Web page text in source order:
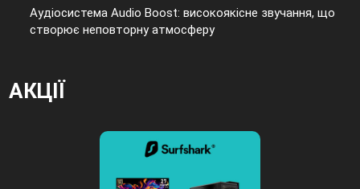
Аудіосистема Audio Boost: високоякісне звучання, що
створює неповторну атмосферу
АКЦІЇ